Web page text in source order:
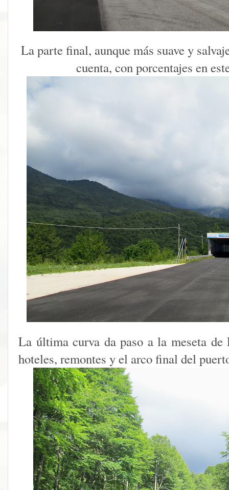
La parte final, aunque más suave y
cuenta, con porcentajes en
La última curva da paso a la meseta de
hoteles, remontes y el arco final del